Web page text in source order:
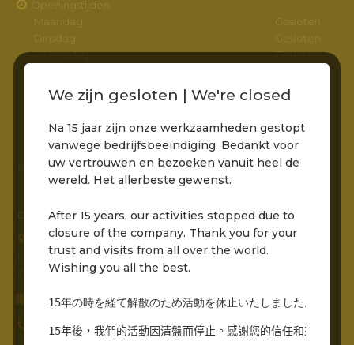
Openingstijden
Maandag
Gesloten
Dinsdag
Gesloten
Woensdag
Gesloten
Vrijdag
11:00 – 22:00
Zaterdag
11:00 – 22:00
*Entree via het pad naar de molens is bereikbaar
CONTACTGEGEVENS
Grandcafé Buena Vista B.V.
Molenstraat 230
2961 AR, Kinderdijk
Routebeschrijving opvragen
0786912485
We zijn gesloten | We're closed
Na 15 jaar zijn onze werkzaamheden gestopt
vanwege bedrijfsbeeindiging. Bedankt voor
uw vertrouwen en bezoeken vanuit heel de
wereld. Het allerbeste gewenst.
After 15 years, our activities stopped due to
closure of the company. Thank you for your
trust and visits from all over the world.
Wishing you all the best.
15年の時を経て解散のため活動を休止いたしました。世界
15年後，我們的活動因清盤而停止。感謝您的信任和來自世界